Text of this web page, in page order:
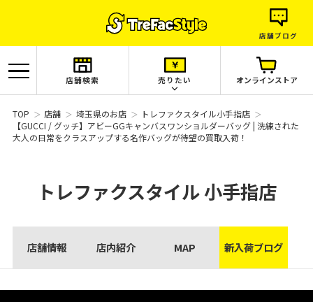
店舗ブログ
店舗検索 売りたい オンラインストア
TOP 店舗 埼玉県のお店
トレファクスタイル小手指店
【GUCCI / グッチ】アビーGGキャンバスワンショルダーバッグ | 洗練された
大人の日常をクラスアップする名作バッグが待望の買取入荷！
トレファクスタイル小手指店
店舗情報 店内紹介 MAP 新入荷ブログ